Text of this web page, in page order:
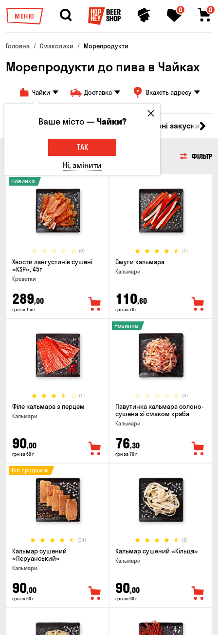
МЕНЮ
0 0
Головна Смаколики Морепродукти
Морепродукти до пива в Чайках
Чайки Доставка Вкажіть адресу
М'ясо Риба Морепродукти Сирні закуски
МОРЕПРОДУКТИ ФІЛЬТР
(0)
Новинка
Хвости лангустинів сушені
«KSP», 45г
Креветки
289,00
грн за 1 шт
(1)
Смуги кальмара
Кальмари
110,60
грн за 70 г
(1)
Філе кальмара з перцем
Кальмари
90,00
грн за 60 г
(0)
Новинка
Павутинка кальмара солоно-
сушена зі смаком краба
Кальмари
76,30
грн за 70 г
(34)
Топ продажів
Кальмар сушений
«Перуанський»
Кальмари
90,00
грн за 60 г
(6)
Кальмар сушений «Кільця»
Кальмари
90,00
грн за 60 г
Ваше місто —Чайки?
ТАК
Ні, змінити